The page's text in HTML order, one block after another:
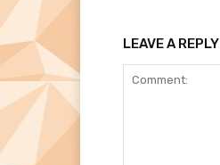
LEAVE A REPLY